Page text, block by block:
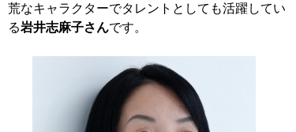
荒なキャラクターでタレントとしても活躍してい
る岩井志麻子さんです。